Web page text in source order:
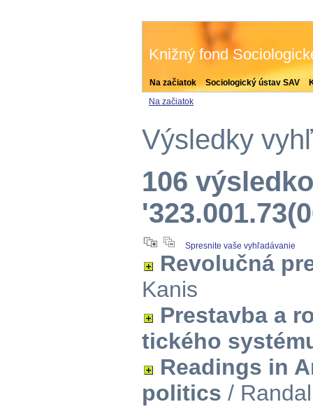
Na začiatok Sociologický ústav SAV
Knižný fond
Na začiatok
Výsledky
106
Spresnite vaše vyhľadávanie
Revolučná
Kanis
Prestavba a
tického
Readings in
politics /